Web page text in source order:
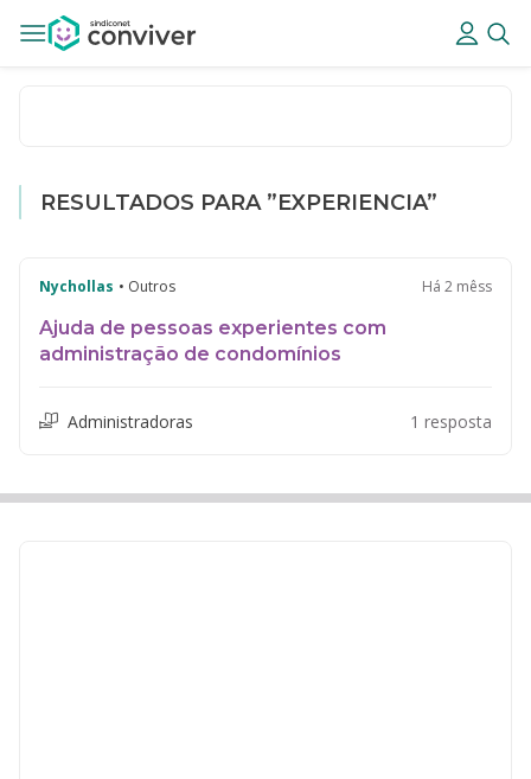
RESULTADOS PARA ”EXPERIENCIA”
Ajuda de pessoas experientes com
administração de condomínios
Nychollas • Outros Há 2 mêss
Administradoras 1 resposta